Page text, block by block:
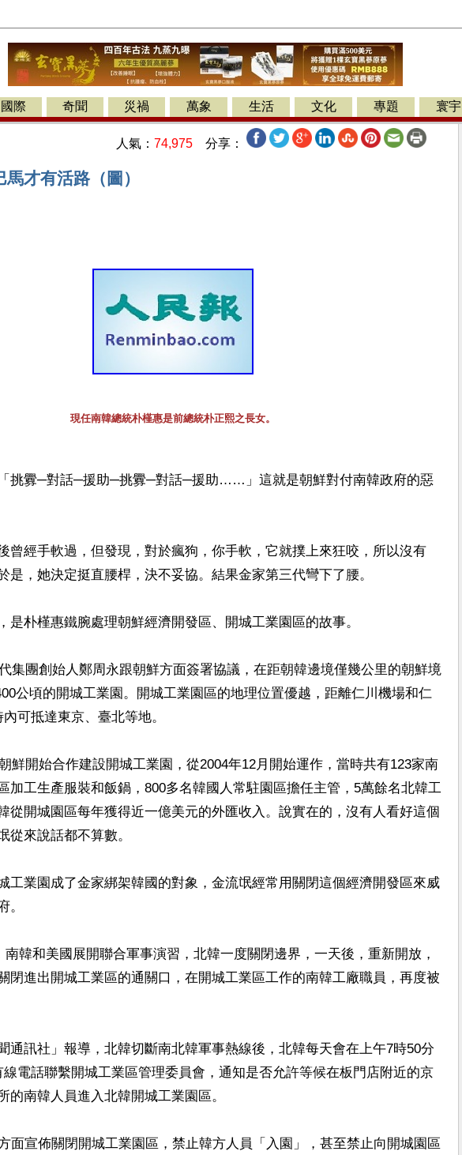
國際 奇聞 災禍 萬象 生活 文化 專題 寰宇
人氣： 74,975 分享：
才有活路（圖）
現任南韓總統朴槿惠是前總統朴正熙之長女。
「挑釁─對話─援助─挑釁─對話─援助……」這就是朝鮮對付南韓政府的惡
曾經手軟過，但發現，對於瘋狗，你手軟，它就撲上來狂咬，所以沒有
是，她決定挺直腰桿，決不妥協。結果金家第三代彎下了腰。
是朴槿惠鐵腕處理朝鮮經濟開發區、開城工業園區的故事。
集團創始人鄭周永跟朝鮮方面簽署協議，在距朝韓邊境僅幾公里的朝鮮境
公頃的開城工業園。開城工業園區的地理位置優越，距離仁川機場和仁
可抵達東京、臺北等地。
鮮開始合作建設開城工業園，從2004年12月開始運作，當時共有123家南
加工生產服裝和飯鍋，800多名韓國人常駐園區擔任主管，5萬餘名北韓工
從開城園區每年獲得近一億美元的外匯收入。說實在的，沒有人看好這個
從來說話都不算數。
工業園成了金家綁架韓國的對象，金流氓經常用關閉這個經濟開發區來威
。
南韓和美國展開聯合軍事演習，北韓一度關閉邊界，一天後，重新開放，
閉進出開城工業區的通關口，在開城工業區工作的南韓工廠職員，再度被
通訊社」報導，北韓切斷南北韓軍事熱線後，北韓每天會在上午7時50分
電話聯繫開城工業區管理委員會，通知是否允許等候在板門店附近的京
的南韓人員進入北韓開城工業園區。
面宣佈關閉開城工業園區，禁止韓方人員「入園」，甚至禁止向開城園區